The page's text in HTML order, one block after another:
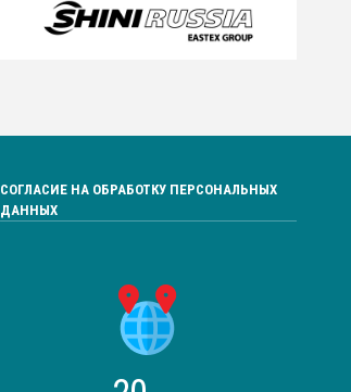
СОГЛАСИЕ НА ОБРАБОТКУ ПЕРСОНАЛЬНЫХ
ДАННЫХ